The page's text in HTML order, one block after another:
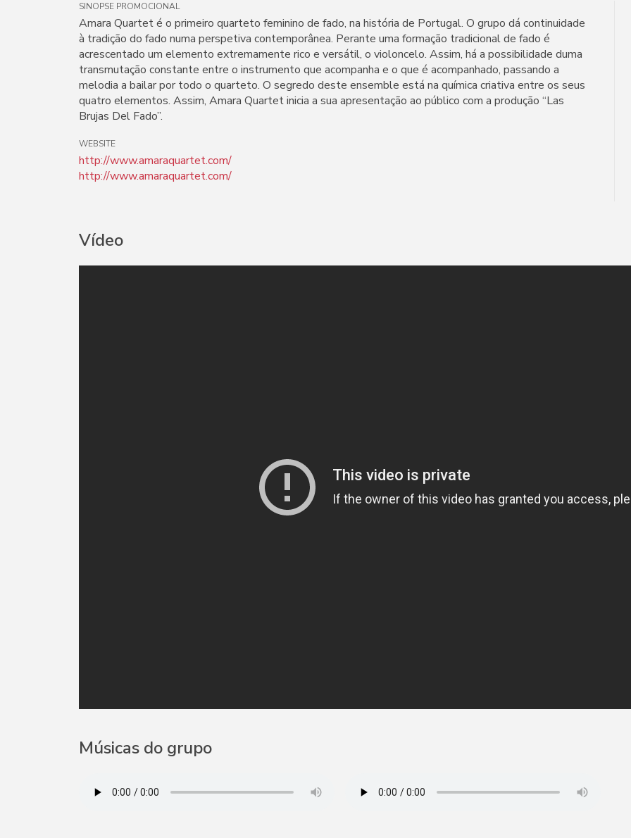
SINOPSE PROMOCIONAL
Amara Quartet é o primeiro quarteto feminino de fado, na história de Portugal. O grupo dá continuidade
à tradição do fado numa perspetiva contemporânea. Perante uma formação tradicional de fado é
acrescentado um elemento extremamente rico e versátil, o violoncelo. Assim, há a possibilidade duma
transmutação constante entre o instrumento que acompanha e o que é acompanhado, passando a
melodia a bailar por todo o quarteto. O segredo deste ensemble está na química criativa entre os seus
quatro elementos. Assim, Amara Quartet inicia a sua apresentação ao público com a produção “Las
Brujas Del Fado”.
WEBSITE
http://www.amaraquartet.com/
http://www.amaraquartet.com/
Vídeo
Músicas do grupo